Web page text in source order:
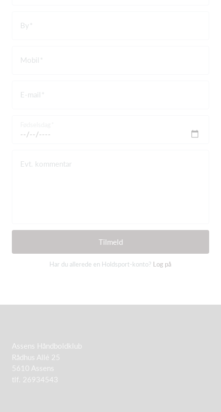
By
Mobil
E-mail
Evt. kommentar
Tilmeld
Har du allerede en Holdsport-konto? Log på
Assens Håndboldklub
Rådhus Allé 25
5610 Assens
tlf. 26934543